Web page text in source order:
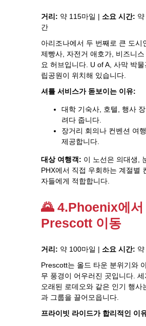
거리: 약 115마일 | 소요 시간:
간
아리조나에서 두 번째로 큰 도시
제빵사, 자전거 애호가, 비즈니
요 허브입니다. U of A, 사막 박
립공원이 위치해 있습니다.
셔틀 서비스가 돋보이는 이유:
대학 기숙사, 호텔, 행사
려다 줍니다.
장거리 회의나 컨벤션 여
제공합니다.
대상 여행객: 이 노선은 의대생,
PHX에서 직접 우회하는 계절별
자들에게 적합합니다.
🌄 4.Phoenix에서
Prescott 이동
거리: 약 100마일 | 소요 시간:
Prescott는 올드 타운 분위기와
무 풍경이 어우러진 곳입니다.
오래된 로데오와 같은 인기 행사
과 그룹을 끌어모읍니다.
프라이빗 라이드가 합리적인 이